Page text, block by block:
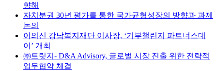
향해
자치분권 30년 평가를 통한 국가균형성장의 방향과 과제
논의
이의신 강남복지재단 이사장, ‘기부챌린지 파트너스데
이’ 개최
㈜트릿지- D&A Advisory, 글로벌 시장 진출 위한 전략적
업무협약 체결